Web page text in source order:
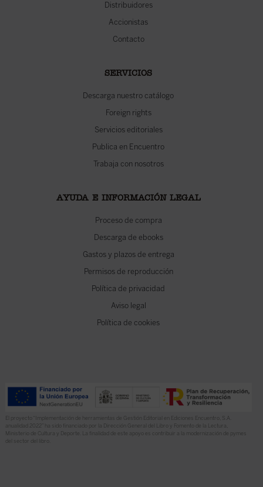
Distribuidores
Accionistas
Contacto
SERVICIOS
Descarga nuestro catálogo
Foreign rights
Servicios editoriales
Publica en Encuentro
Trabaja con nosotros
AYUDA E INFORMACIÓN LEGAL
Proceso de compra
Descarga de ebooks
Gastos y plazos de entrega
Permisos de reproducción
Política de privacidad
Aviso legal
Política de cookies
El proyecto “Implementación de herramientas de Gestión Editorial en Ediciones Encuentro, S.A.
anualidad 2022” ha sido financiado por la Dirección General del Libro y Fomento de la Lectura,
Ministerio de Cultura y Deporte. La finalidad de este apoyo es contribuir a la modernización de pymes
del sector del libro.